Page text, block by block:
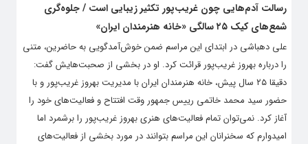
رسالت آدم‌هایی چون غریب‌پور تکثیر زیبایی است / جلوه‌گری
شمع‌های کیک‌ ۲۵ سالگی «خانه هنرمندان ایران»
علی دهباشی در ابتدای این مراسم ضمن خوش‌آمدگویی به حاضرین، متنی
را درباره بهروز غریب‌پور قرائت کرد. او در بخشی از صحبت‌هایش گفت:
دقیقا ۲۵ سال پیش، خانه هنرمندان ایران با مدیریت بهروز غریب‌پور و با
حضور سید محمد خاتمی رییس جمهور وقت افتتاح و فعالیت‌های خود را
آغاز کرد. نمی‌توان تمام فعالیت‌های هنری بهروز غریب‌پور را برشمرد اما
امیدوارم که سخنرانان این مراسم بتوانند در مورد بخشی از فعالیت‌های